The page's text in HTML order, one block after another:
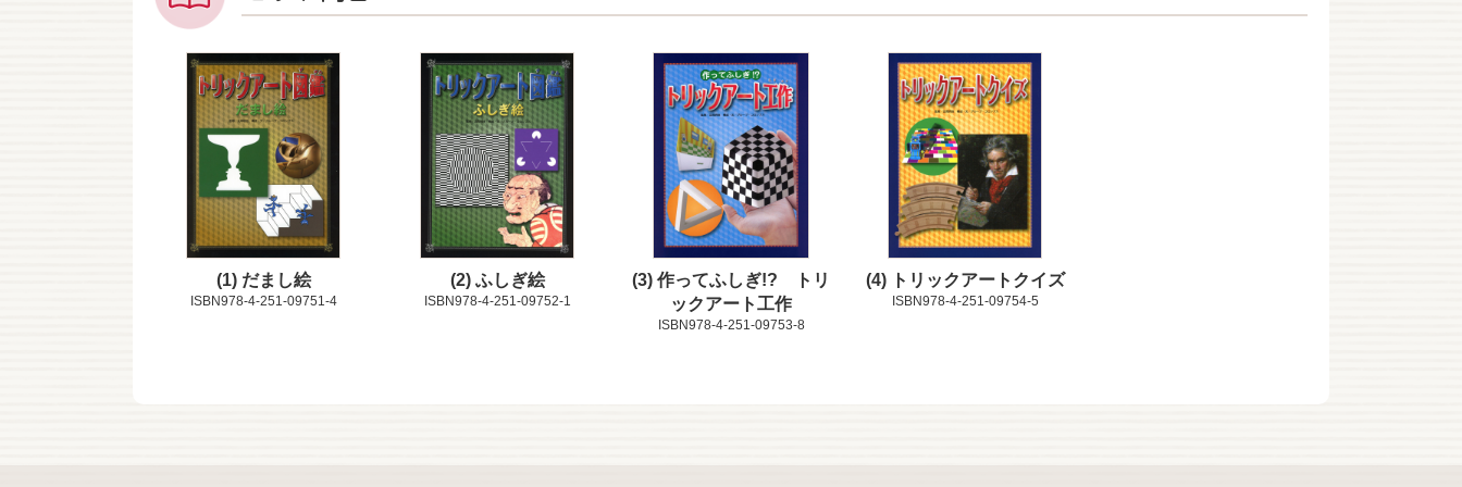
1 だまし絵
ISBN978-4-251-09751-4
2 ふしぎ絵
ISBN978-4-251-09752-1
3 作ってふしぎ!? トリ
ックアート工作
ISBN978-4-251-09753-8
4 トリックアートクイズ
ISBN978-4-251-09754-5